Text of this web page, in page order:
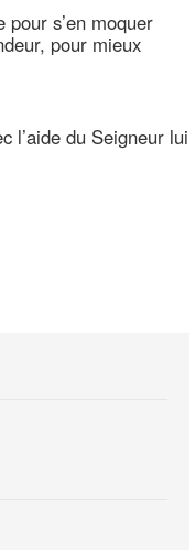
s’en moquer
pour mieux
l’aide du Seigneur lui